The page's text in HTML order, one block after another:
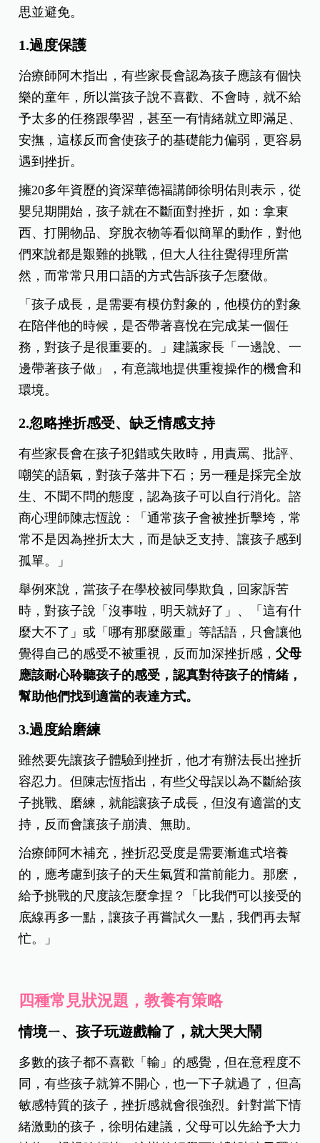
思並避免。
1.過度保護
治療師阿木指出，有些家長會認為孩子應該有個快
樂的童年，所以當孩子說不喜歡、不會時，就不給
予太多的任務跟學習，甚至一有情緒就立即滿足、
安撫，這樣反而會使孩子的基礎能力偏弱，更容易
遇到挫折。
擁20多年資歷的資深華德福講師徐明佑則表示，從
嬰兒期開始，孩子就在不斷面對挫折，如：拿東
西、打開物品、穿脫衣物等看似簡單的動作，對他
們來說都是艱難的挑戰，但大人往往覺得理所當
然，而常常只用口語的方式告訴孩子怎麼做。
「孩子成長，是需要有模仿對象的，他模仿的對象
在陪伴他的時候，是否帶著喜悅在完成某一個任
務，對孩子是很重要的。」建議家長「一邊說、一
邊帶著孩子做」，有意識地提供重複操作的機會和
環境。
2.忽略挫折感受、缺乏情感支持
有些家長會在孩子犯錯或失敗時，用責罵、批評、
嘲笑的語氣，對孩子落井下石；另一種是採完全放
生、不聞不問的態度，認為孩子可以自行消化。諮
商心理師陳志恆說：「通常孩子會被挫折擊垮，常
常不是因為挫折太大，而是缺乏支持、讓孩子感到
孤單。」
舉例來說，當孩子在學校被同學欺負，回家訴苦
時，對孩子說「沒事啦，明天就好了」、「這有什
麼大不了」或「哪有那麼嚴重」等話語，只會讓他
覺得自己的感受不被重視，反而加深挫折感，父母
應該耐心聆聽孩子的感受，認真對待孩子的情緒，
幫助他們找到適當的表達方式。
3.過度給磨練
雖然要先讓孩子體驗到挫折，他才有辦法長出挫折
容忍力。但陳志恆指出，有些父母誤以為不斷給孩
子挑戰、磨練，就能讓孩子成長，但沒有適當的支
持，反而會讓孩子崩潰、無助。
治療師阿木補充，挫折忍受度是需要漸進式培養
的，應考慮到孩子的天生氣質和當前能力。那麽，
給予挑戰的尺度該怎麼拿捏？「比我們可以接受的
底線再多一點，讓孩子再嘗試久一點，我們再去幫
忙。」
四種常見狀況題，教養有策略
情境ㄧ、孩子玩遊戲輸了，就大哭大鬧
多數的孩子都不喜歡「輸」的感覺，但在意程度不
同，有些孩子就算不開心，也一下子就過了，但高
敏感特質的孩子，挫折感就會很強烈。針對當下情
緒激動的孩子，徐明佑建議，父母可以先給予大力